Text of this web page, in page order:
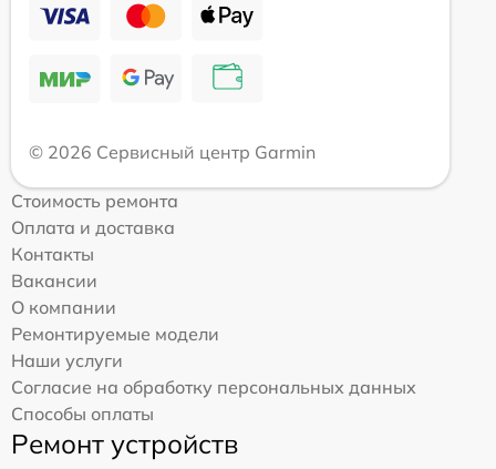
© 2026 Сервисный центр Garmin
Стоимость ремонта
Оплата и доставка
Контакты
Вакансии
О компании
Ремонтируемые модели
Наши услуги
Согласие на обработку персональных данных
Способы оплаты
Ремонт устройств